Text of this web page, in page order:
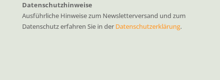
Datenschutzhinweise
Ausführliche Hinweise zum Newsletterversand und zum
Datenschutz erfahren Sie in derDatenschutzerklärung.